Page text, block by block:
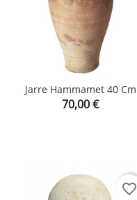
Jarre Hammamet 40 Cm
Prix
70,00 €
favorite_border